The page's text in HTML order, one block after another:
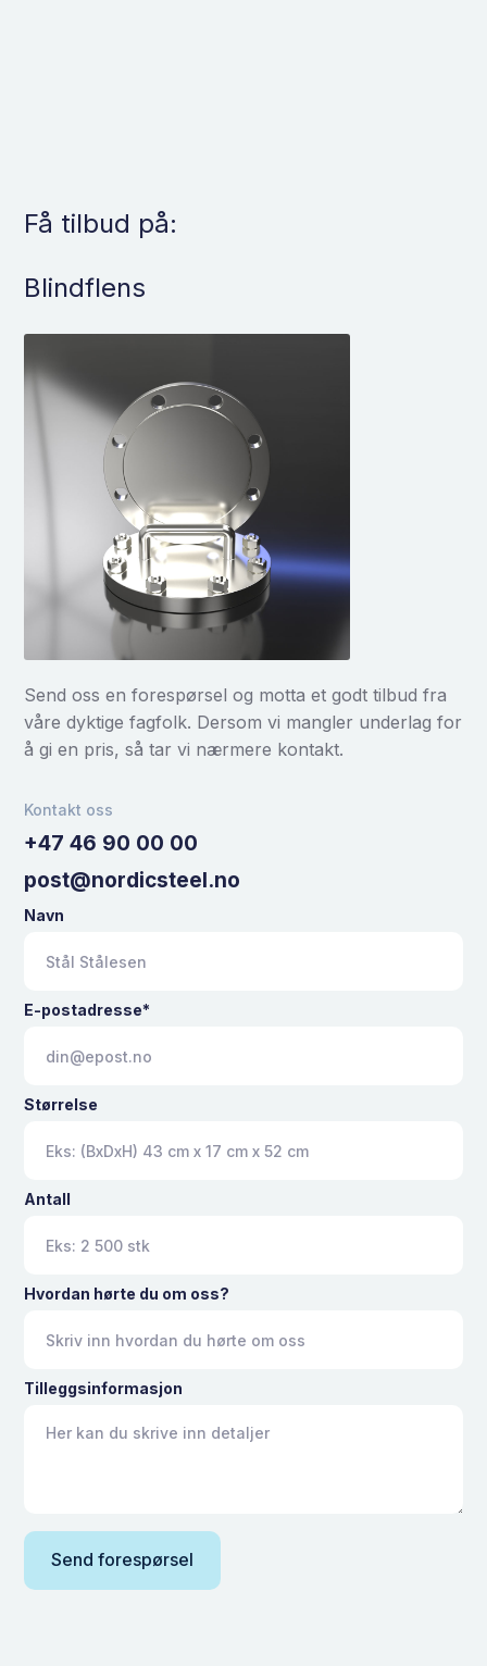
Få tilbud på:
Blindflens
Send oss en forespørsel og motta et godt tilbud fra
våre dyktige fagfolk. Dersom vi mangler underlag for
å gi en pris, så tar vi nærmere kontakt.
Kontakt oss
+47 46 90 00 00
post@nordicsteel.no
Navn
E-postadresse*
Størrelse
Antall
Hvordan hørte du om oss?
Tilleggsinformasjon